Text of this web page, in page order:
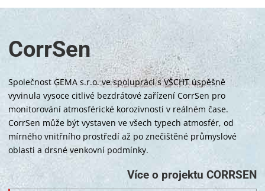
CorrSen
Společnost GEMA s.r.o. ve spolupráci s VŠCHT úspěšně
vyvinula vysoce citlivé bezdrátové zařízení CorrSen pro
monitorování atmosférické korozivnosti v reálném čase.
CorrSen může být vystaven ve všech typech atmosfér, od
mírného vnitřního prostředí až po znečištěné průmyslové
oblasti a drsné venkovní podmínky.
Více o projektu CORRSEN